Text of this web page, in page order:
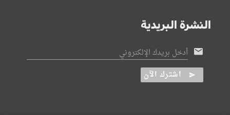
النشرة البريدية
أدخل بريدك الإلكتروني
اشترك الآن